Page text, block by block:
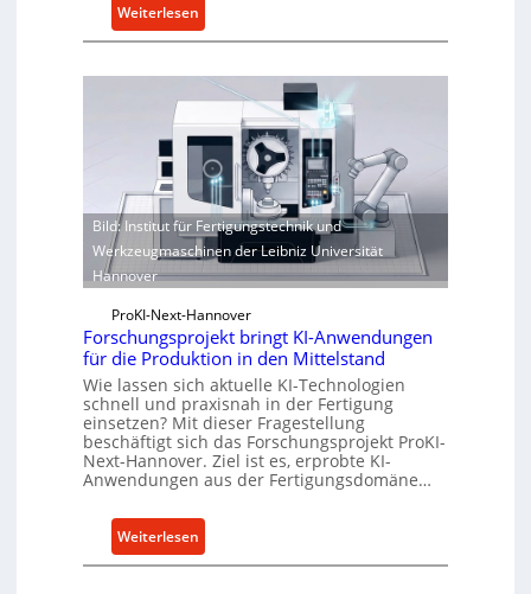
Weiterlesen
V
e
t
t
e
S
t
e
u
e
r
u
n
g
R
Bild: Institut für Fertigungstechnik und
Werkzeugmaschinen der Leibniz Universität
Hannover
ProKI-Next-Hannover
Forschungsprojekt bringt KI-Anwendungen
für die Produktion in den Mittelstand
Wie lassen sich aktuelle KI-Technologien
schnell und praxisnah in der Fertigung
einsetzen? Mit dieser Fragestellung
beschäftigt sich das Forschungsprojekt ProKI-
Next-Hannover. Ziel ist es, erprobte KI-
Anwendungen aus der Fertigungsdomäne…
Weiterlesen
F